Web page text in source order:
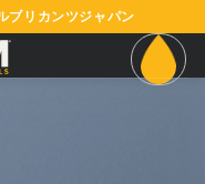
リカンツジャパン